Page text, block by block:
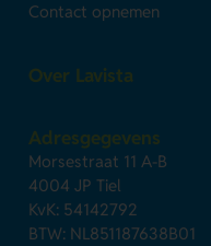
Contact opnemen
Over Lavista
Adresgegevens
Morsestraat 11 A-B
4004 JP Tiel
KvK: 54142792
BTW: NL851187638B01